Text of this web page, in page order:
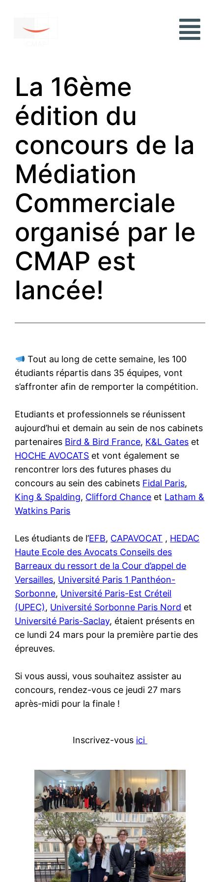
La 16ème
édition du
concours de la
Médiation
Commerciale
organisé par le
CMAP est
lancée!
Tout au long de cette semaine, les 100
étudiants répartis dans 35 équipes, vont
s’affronter afin de remporter la compétition.
Etudiants et professionnels se réunissent
aujourd’hui et demain au sein de nos cabinets
partenaires Bird & Bird France, K&L Gates et
HOCHE AVOCATS et vont également se
rencontrer lors des futures phases du
concours au sein des cabinets Fidal Paris,
King & Spalding, Clifford Chance et Latham &
Watkins Paris
Les étudiants de l’EFB, CAPAVOCAT , HEDAC
Haute Ecole des Avocats Conseils des
Barreaux du ressort de la Cour d’appel de
Versailles, Université Paris 1 Panthéon-
Sorbonne, Université Paris-Est Créteil
(UPEC), Université Sorbonne Paris Nord et
Université Paris-Saclay, étaient présents en
ce lundi 24 mars pour la première partie des
épreuves.
Si vous aussi, vous souhaitez assister au
concours, rendez-vous ce jeudi 27 mars
après-midi pour la finale !
Inscrivez-vous ici